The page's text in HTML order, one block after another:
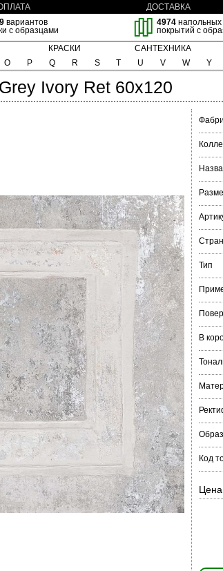
ДОСТАВКА
вариантов
с образцами
4974напольных
покрытий с
КРАСКИ САНТЕХНИКА
O P Q R S T U V W Y
Ivory Ret 60x120
Тип
В
Код